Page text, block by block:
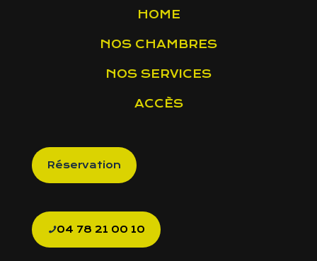
HOME
NOS CHAMBRES
NOS SERVICES
ACCÈS
Réservation
04 78 21 00 10